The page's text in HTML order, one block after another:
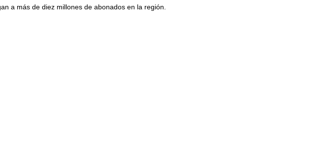
a más de diez millones de abonados en la región.